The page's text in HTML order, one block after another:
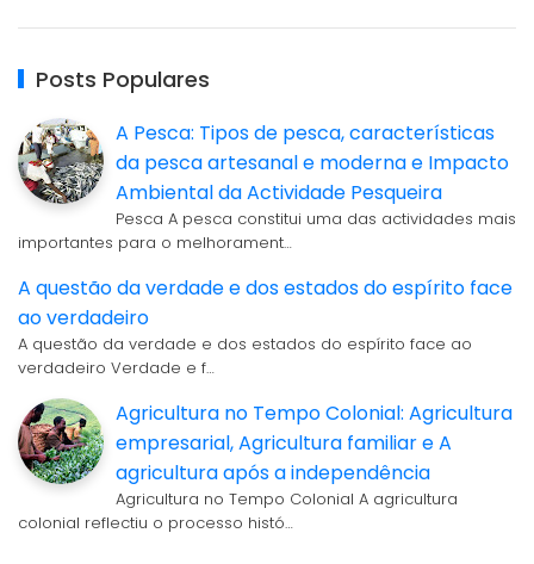
Posts Populares
A Pesca: Tipos de pesca, características
da pesca artesanal e moderna e Impacto
Ambiental da Actividade Pesqueira
Pesca A pesca constitui uma das actividades mais
importantes para o melhorament…
A questão da verdade e dos estados do espírito face
ao verdadeiro
A questão da verdade e dos estados do espírito face ao
verdadeiro Verdade e f…
Agricultura no Tempo Colonial: Agricultura
empresarial, Agricultura familiar e A
agricultura após a independência
Agricultura no Tempo Colonial A agricultura
colonial reflectiu o processo histó…